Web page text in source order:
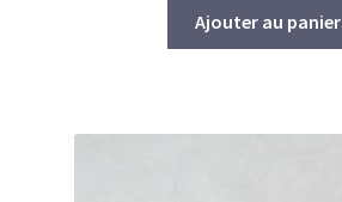
Ajouter au panier